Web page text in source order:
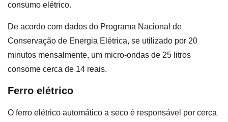
consumo elétrico.
De acordo com dados do Programa Nacional de
Conservação de Energia Elétrica, se utilizado por 20
minutos mensalmente, um micro-ondas de 25 litros
consome cerca de 14 reais.
Ferro elétrico
O ferro elétrico automático a seco é responsável por cerca